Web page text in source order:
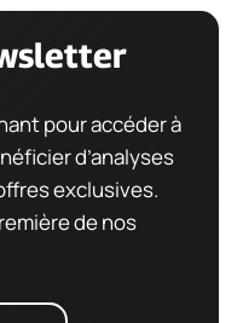
pour accéder à
d’analyses
exclusives.
de nos